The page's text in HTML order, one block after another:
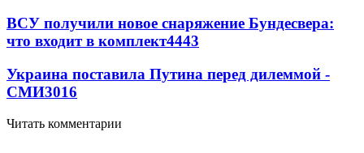
ВСУ получили новое снаряжение Бундесвера:
что входит в комплект4443
Украина поставила Путина перед дилеммой -
СМИ3016
Читать комментарии